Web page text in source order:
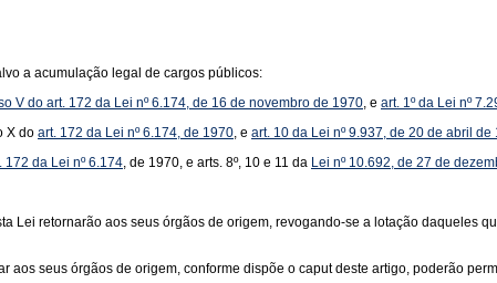
a acumulação legal de cargos públicos:
V do art. 172 da Lei nº 6.174, de 16 de novembro de 1970, e art. 1º da Lei nº
X do art. 172 da Lei nº 6.174, de 1970, e art. 10 da Lei nº 9.937, de 20 de abril de
172 da Lei nº 6.174, de 1970, e arts. 8º, 10 e 11 da Lei nº 10.692, de 27 de
Lei retornarão aos seus órgãos de origem, revogando-se a lotação daqueles
seus órgãos de origem, conforme dispõe o caput deste artigo, poderão